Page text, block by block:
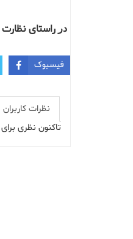
در راستای نظارت
فیسبوک
نظرات کاربران
تاکنون نظری